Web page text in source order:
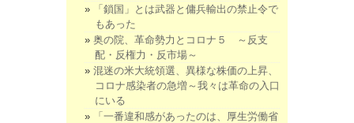
「鎖国」とは武器と傭兵輸出の禁止令で
もあった
奥の院、革命勢力とコロナ５ ～反支
配・反権力・反市場～
混迷の米大統領選、異様な株価の上昇、
コロナ感染者の急増～我々は革命の入口
にいる
「一番違和感があったのは、厚生労働省